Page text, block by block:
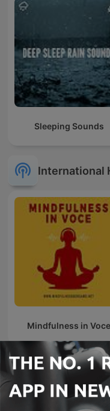
Sleeping Sounds
International
Mindfulness in Voce